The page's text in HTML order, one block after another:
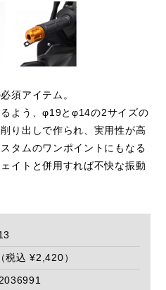
須アイテム。
よう、φ19とφ14の2サイズの
り出しで作られ、実用性が高
タムのワンポイントにもなる
イトと併用すれば不快な振動
税込 ¥2,420）